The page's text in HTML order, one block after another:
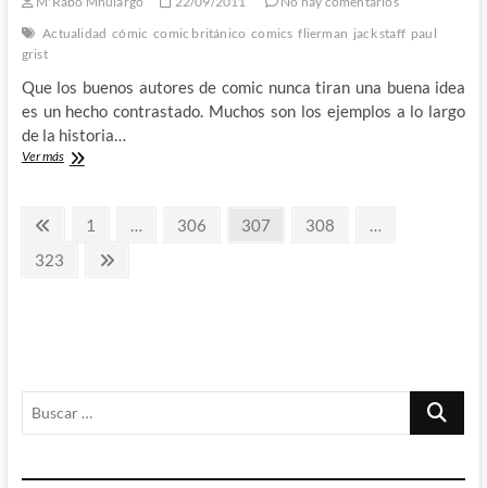
3º
semana
Actualidad cómic comic británico comics flierman jack staff paul
grist
Que los buenos autores de comic nunca tiran una buena idea
es un hecho contrastado. Muchos son los ejemplos a lo largo
de la historia…
Ver másJack
héroe
Británico
Paginación
de
PáginaPágina
1 … Página
306 Página
307 Página
308
…
Página
323
Página
Buscar